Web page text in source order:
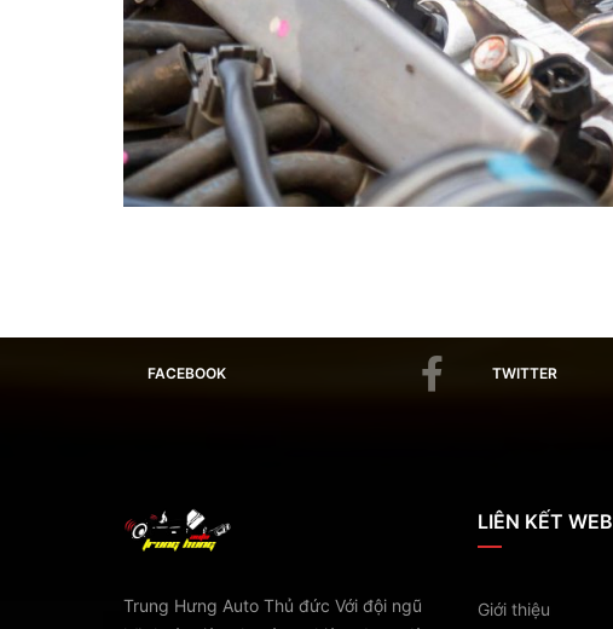
FACEBOOK TWITTER
Trung Hưng Auto Thủ đức Với đội ngũ
LIÊN KẾT WEB
Giới thiệu